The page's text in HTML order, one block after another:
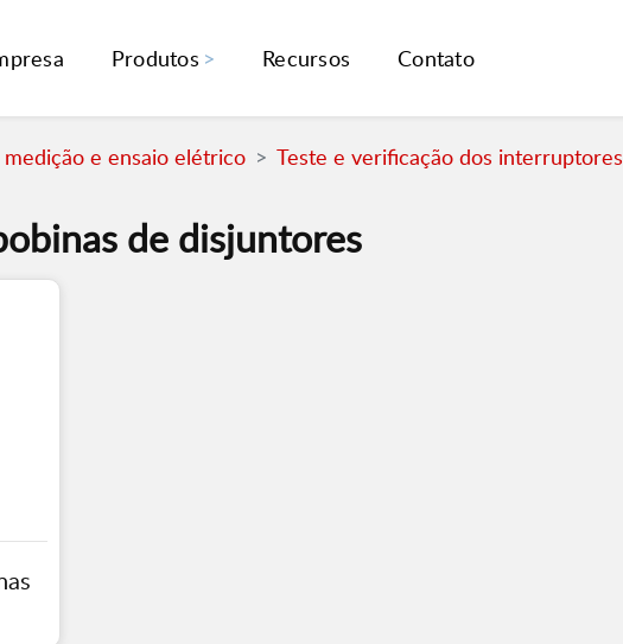
Produtos Recursos Contato
e ensaio elétrico Teste e verificação dos interruptores
de disjuntores